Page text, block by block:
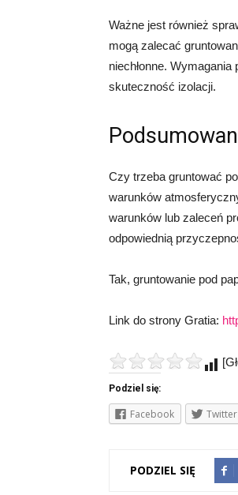
Ważne jest również
mogą zalecać
niechłonne.
skuteczność izolacji.
Czy trzeba gruntować
warunków
warunków lub zaleceń
odpowiednią
Tak, gruntowanie pod
Link do strony Gratia:
Podziel się:
Facebook Twitter
PODZIEL SIĘ